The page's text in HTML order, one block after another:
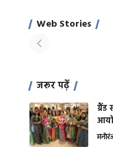
Web Stories
साहिल खान
जरूर पढ़ें